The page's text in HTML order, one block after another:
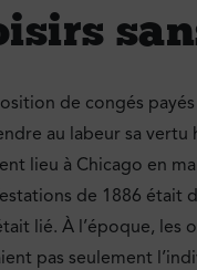
de congés
au labeur sa vertu
lieu à Chicago en
de 1886 était
lié. À l’époque,
pas seulement